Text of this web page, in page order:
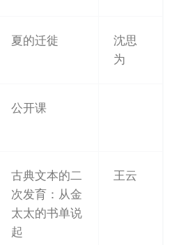
夏的迁徙
沈思
为
公开课
古典文本的二
次发育：从金
太太的书单说
起
王云